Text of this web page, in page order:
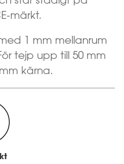
märkt.
1 mm mellanrum
tejp upp till 50 mm
kärna.